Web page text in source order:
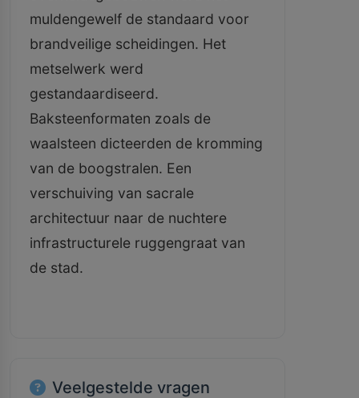
muldengewelf de standaard voor
brandveilige scheidingen. Het
metselwerk werd
gestandaardiseerd.
Baksteenformaten zoals de
waalsteen dicteerden de kromming
van de boogstralen. Een
verschuiving van sacrale
architectuur naar de nuchtere
infrastructurele ruggengraat van
de stad.
Veelgestelde vragen